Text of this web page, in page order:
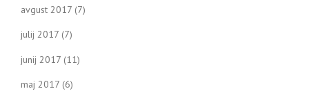
avgust 2017 (7)
julij 2017 (7)
junij 2017 (11)
maj 2017 (6)